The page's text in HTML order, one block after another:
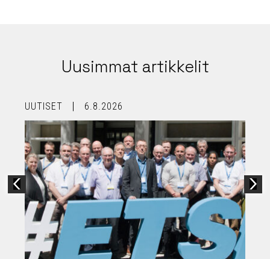
Uusimmat artikkelit
UUTISET 6.8.2026